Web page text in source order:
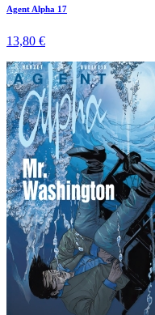
Agent Alpha 17
13,80 €